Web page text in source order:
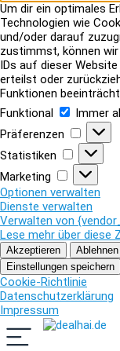
Um dir ein optimales
Technologien wie
und/oder darauf
zustimmst, können
IDs auf dieser
erteilst oder
Funktionen
Funktional
Immer
Präferenzen
Statistiken
Marketing
Marketing
Optionen verwalten
Dienste verwalten
Verwalten von
Lese mehr über diese
Akzeptieren Ablehnen
Einstellungen speichern
Cookie-Richtlinie
Datenschutzerklärung
Impressum